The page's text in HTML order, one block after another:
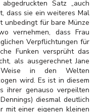
Satz „auch
dass sie ein weiteres Mal
unbedingt für bare Münze
vernehmen, dass Frau
Verpflichtungen für
Funken versprüht das
als ausgerechnet Jane
in den Welten
wird. Es ist in diesem
ihrer genauso verpeilten
diesmal deutlich
mit einer eigenen kleinen